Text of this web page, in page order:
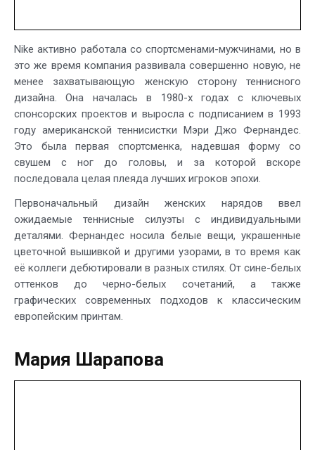
Nike активно работала со спортсменами-мужчинами, но в
это же время компания развивала совершенно новую, не
менее захватывающую женскую сторону теннисного
дизайна. Она началась в 1980-х годах с ключевых
спонсорских проектов и выросла с подписанием в 1993
году американской теннисистки Мэри Джо Фернандес.
Это была первая спортсменка, надевшая форму со
свушем с ног до головы, и за которой вскоре
последовала целая плеяда лучших игроков эпохи.
Первоначальный дизайн женских нарядов ввел
ожидаемые теннисные силуэты с индивидуальными
деталями. Фернандес носила белые вещи, украшенные
цветочной вышивкой и другими узорами, в то время как
её коллеги дебютировали в разных стилях. От сине-белых
оттенков до черно-белых сочетаний, а также
графических современных подходов к классическим
европейским принтам.
Мария Шарапова